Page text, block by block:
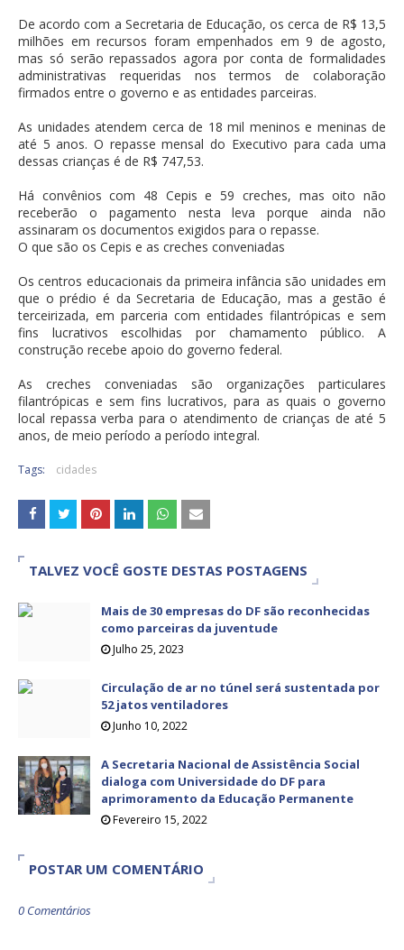
De acordo com a Secretaria de Educação, os cerca de R$ 13,5
milhões em recursos foram empenhados em 9 de agosto,
mas só serão repassados agora por conta de formalidades
administrativas requeridas nos termos de colaboração
firmados entre o governo e as entidades parceiras.
As unidades atendem cerca de 18 mil meninos e meninas de
até 5 anos. O repasse mensal do Executivo para cada uma
dessas crianças é de R$ 747,53.
Há convênios com 48 Cepis e 59 creches, mas oito não
receberão o pagamento nesta leva porque ainda não
assinaram os documentos exigidos para o repasse.
O que são os Cepis e as creches conveniadas
Os centros educacionais da primeira infância são unidades em
que o prédio é da Secretaria de Educação, mas a gestão é
terceirizada, em parceria com entidades filantrópicas e sem
fins lucrativos escolhidas por chamamento público. A
construção recebe apoio do governo federal.
As creches conveniadas são organizações particulares
filantrópicas e sem fins lucrativos, para as quais o governo
local repassa verba para o atendimento de crianças de até 5
anos, de meio período a período integral.
Tags: cidades
TALVEZ VOCÊ GOSTE DESTAS POSTAGENS
Mais de 30 empresas do DF são reconhecidas
como parceiras da juventude
Julho 25, 2023
Circulação de ar no túnel será sustentada por
52 jatos ventiladores
Junho 10, 2022
A Secretaria Nacional de Assistência Social
dialoga com Universidade do DF para
aprimoramento da Educação Permanente
Fevereiro 15, 2022
POSTAR UM COMENTÁRIO
0 Comentários